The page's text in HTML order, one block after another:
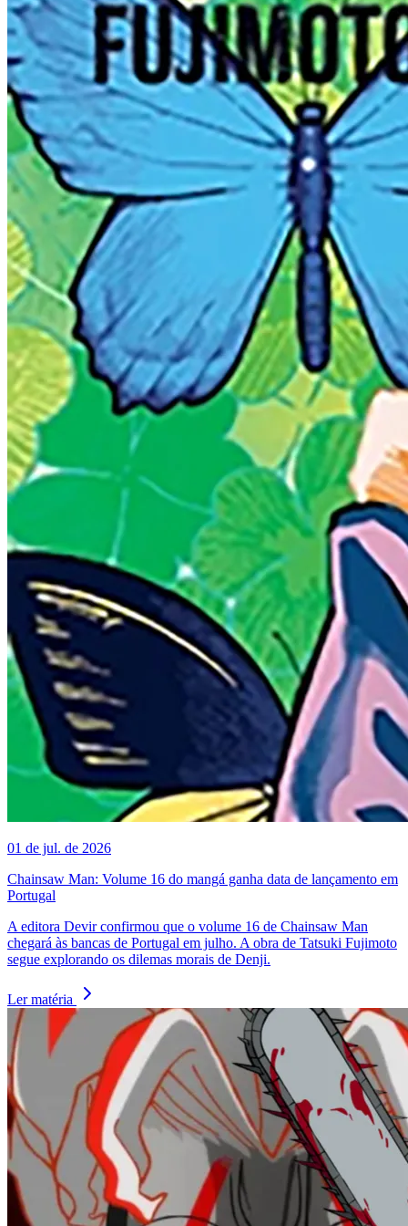
01 de jul. de 2026
Chainsaw Man: Volume 16 do mangá ganha data de lançamento em
Portugal
A editora Devir confirmou que o volume 16 de Chainsaw Man
chegará às bancas de Portugal em julho. A obra de Tatsuki Fujimoto
segue explorando os dilemas morais de Denji.
Ler matéria